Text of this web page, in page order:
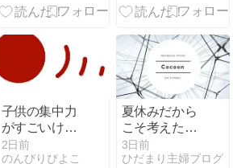
モヤモヤした
理由
子供の集中力
がすごいけど
心配なときに
知りたい「過
2日前
のんびりぴよこ
夏休みだから
こそ考えた
い。子どもた
ちの笑顔のた
3日前
ひだまり主婦ブログ